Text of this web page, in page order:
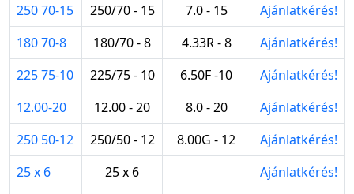
250 70-15
250/70 - 15 7.0 - 15
Ajánlatkérés!
180 70-8
180/70 - 8 4.33R - 8
Ajánlatkérés!
225 75-10
225/75 - 10 6.50F -10
Ajánlatkérés!
12.00-20
12.00 - 20 8.0 - 20
Ajánlatkérés!
250 50-12
250/50 - 12 8.00G - 12
Ajánlatkérés!
25 x 6
25 x 6
Ajánlatkérés!